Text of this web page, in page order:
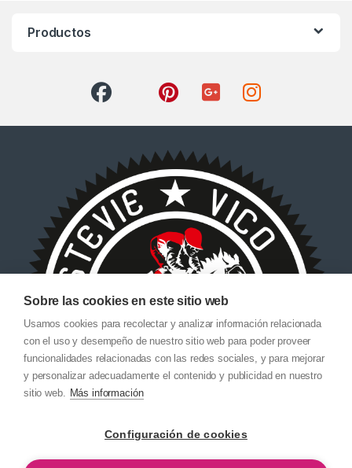
Productos
Sobre las cookies en este sitio web
Usamos cookies para recolectar y analizar información relacionada
con el uso y desempeño de nuestro sitio web para poder proveer
funcionalidades relacionadas con las redes sociales, y para mejorar
y personalizar adecuadamente el contenido y publicidad en nuestro
sitio web. Más información
Configuración de cookies